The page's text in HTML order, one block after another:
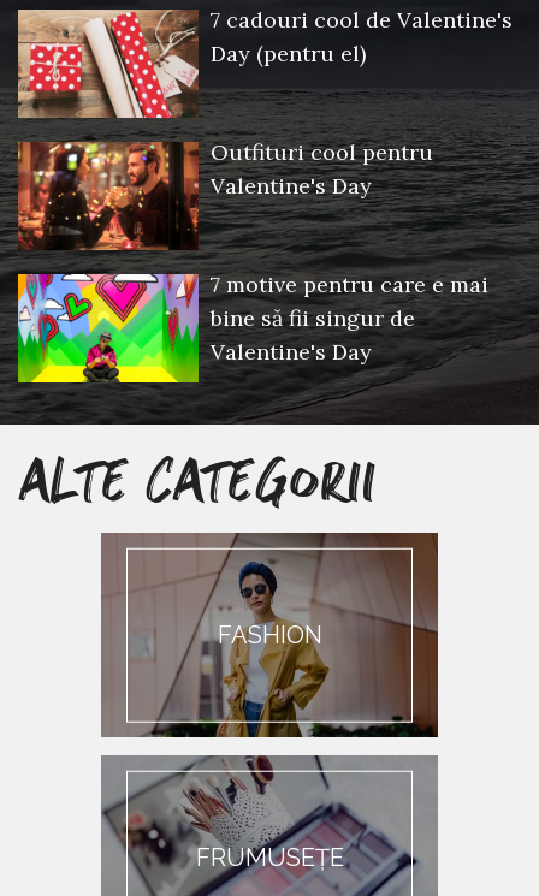
7 cadouri cool de Valentine's
Day (pentru el)
Outfituri cool pentru
Valentine's Day
7 motive pentru care e mai
bine să fii singur de
Valentine's Day
ALTE CATEGORII
FASHION
FRUMUSEȚE